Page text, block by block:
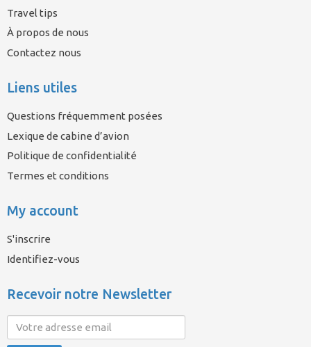
Travel tips
À propos de nous
Contactez nous
Liens utiles
Questions fréquemment posées
Lexique de cabine d’avion
Politique de confidentialité
Termes et conditions
My account
S'inscrire
Identifiez-vous
Recevoir notre Newsletter